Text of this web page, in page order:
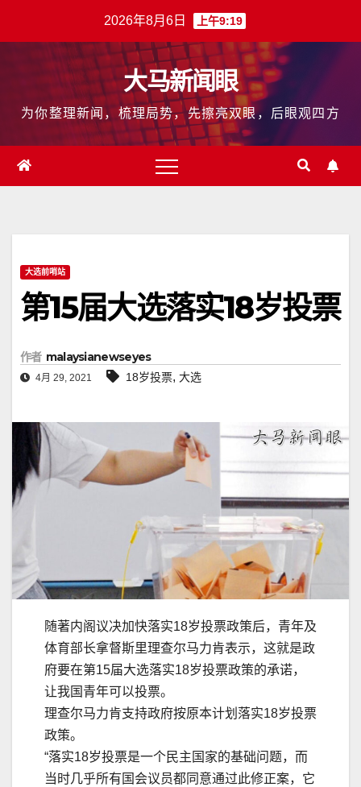
2026年8月6日 上午9:19
大马新闻眼
为你整理新闻，梳理局势，先擦亮双眼，后眼观四方
大选前哨站
第15届大选落实18岁投票
作者 malaysianewseyes
4月 29, 2021 18岁投票, 大选
随著内阁议决加快落实18岁投票政策后，青年及
体育部长拿督斯里理查尔马力肯表示，这就是政
府要在第15届大选落实18岁投票政策的承诺，
让我国青年可以投票。
理查尔马力肯支持政府按原本计划落实18岁投票
政策。
“落实18岁投票是一个民主国家的基础问题，而
当时几乎所有国会议员都同意通过此修正案，它